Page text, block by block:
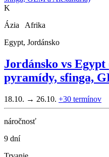
K
Ázia Afrika
Egypt, Jordánsko
Jordánsko vs
pyramídy, sfinga,
18.10. → 26.10. +30 termínov
náročnosť
9 dní